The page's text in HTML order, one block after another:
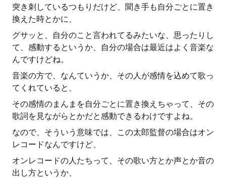
突き刺しているつもりだけど、聞き手も自分ごとに置き
換えた時とかに、
グサッと、自分のこと言われてるみたいな、思ったりし
て、感動するというか、自分の場合は最近はよく音楽な
んですけどね。
音楽の方で、なんていうか、その人が感情を込めて歌っ
てくれていると、
その感情のまんまを自分ごとに置き換えちゃって、その
歌詞を見ながらとかだと感動できるわけですよね。
なので、そういう意味では、この太郎監督の場合はオン
レコードなんですけど、
オンレコードの人たちって、その歌い方とか声とか音の
出し方というか、